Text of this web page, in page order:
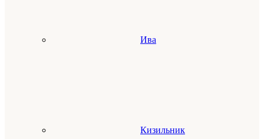
Ива
Кизильник